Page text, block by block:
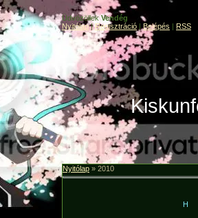
Üdvözöllek Vendég
Nyitólap|Regisztráció |Belépés | RSS
Nyitólap » 2010
H